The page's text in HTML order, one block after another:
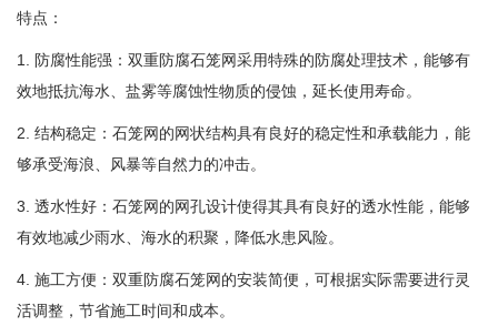
特点：
1. 防腐性能强：双重防腐石笼网采用特殊的防腐处理技术，能够有
效地抵抗海水、盐雾等腐蚀性物质的侵蚀，延长使用寿命。
2. 结构稳定：石笼网的网状结构具有良好的稳定性和承载能力，能
够承受海浪、风暴等自然力的冲击。
3. 透水性好：石笼网的网孔设计使得其具有良好的透水性能，能够
有效地减少雨水、海水的积聚，降低水患风险。
4. 施工方便：双重防腐石笼网的安装简便，可根据实际需要进行灵
活调整，节省施工时间和成本。